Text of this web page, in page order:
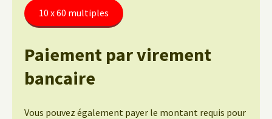
10 x 60 multiples
Paiement par virement
bancaire
Vous pouvez également payer le montant requis pour